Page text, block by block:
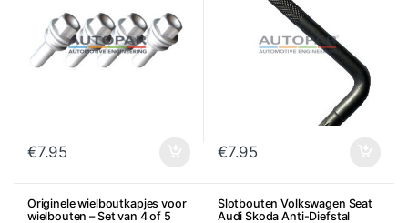
€7.95 €7.95
Originele wielboutkapjes voor
wielbouten – Set van 4 of 5
Slotbouten Volkswagen Seat
Audi Skoda Anti-Diefstal